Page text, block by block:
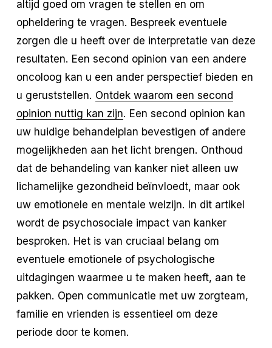
altijd goed om vragen te stellen en om
opheldering te vragen. Bespreek eventuele
zorgen die u heeft over de interpretatie van deze
resultaten. Een second opinion van een andere
oncoloog kan u een ander perspectief bieden en
u geruststellen. Ontdek waarom een second
opinion nuttig kan zijn. Een second opinion kan
uw huidige behandelplan bevestigen of andere
mogelijkheden aan het licht brengen. Onthoud
dat de behandeling van kanker niet alleen uw
lichamelijke gezondheid beïnvloedt, maar ook
uw emotionele en mentale welzijn. In dit artikel
wordt de psychosociale impact van kanker
besproken. Het is van cruciaal belang om
eventuele emotionele of psychologische
uitdagingen waarmee u te maken heeft, aan te
pakken. Open communicatie met uw zorgteam,
familie en vrienden is essentieel om deze
periode door te komen.